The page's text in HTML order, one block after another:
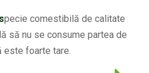
pecie comestibilă de calitate
să nu se consume partea de
este foarte tare.